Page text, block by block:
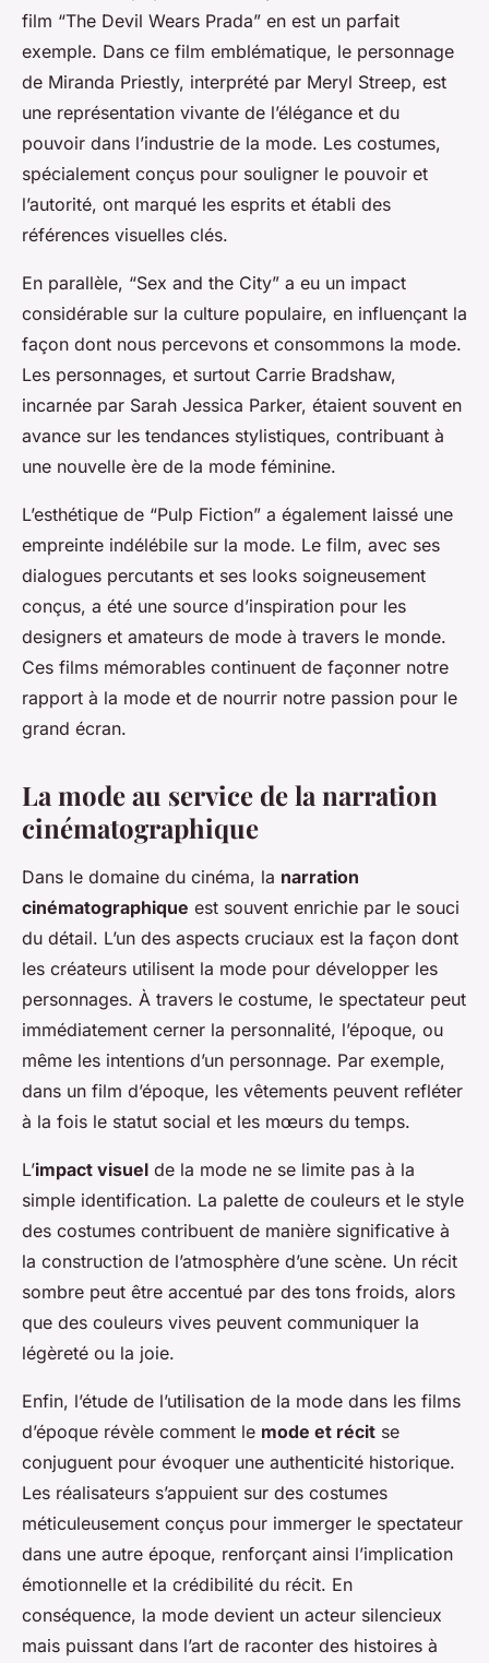
film “The Devil Wears Prada” en est un parfait
exemple. Dans ce film emblématique, le personnage
de Miranda Priestly, interprété par Meryl Streep, est
une représentation vivante de l’élégance et du
pouvoir dans l’industrie de la mode. Les costumes,
spécialement conçus pour souligner le pouvoir et
l’autorité, ont marqué les esprits et établi des
références visuelles clés.
En parallèle, “Sex and the City” a eu un impact
considérable sur la culture populaire, en influençant la
façon dont nous percevons et consommons la mode.
Les personnages, et surtout Carrie Bradshaw,
incarnée par Sarah Jessica Parker, étaient souvent en
avance sur les tendances stylistiques, contribuant à
une nouvelle ère de la mode féminine.
L’esthétique de “Pulp Fiction” a également laissé une
empreinte indélébile sur la mode. Le film, avec ses
dialogues percutants et ses looks soigneusement
conçus, a été une source d’inspiration pour les
designers et amateurs de mode à travers le monde.
Ces films mémorables continuent de façonner notre
rapport à la mode et de nourrir notre passion pour le
grand écran.
La mode au service de la narration
cinématographique
Dans le domaine du cinéma, la narration
cinématographique est souvent enrichie par le souci
du détail. L’un des aspects cruciaux est la façon dont
les créateurs utilisent la mode pour développer les
personnages. À travers le costume, le spectateur peut
immédiatement cerner la personnalité, l’époque, ou
même les intentions d’un personnage. Par exemple,
dans un film d’époque, les vêtements peuvent refléter
à la fois le statut social et les mœurs du temps.
L’impact visuel de la mode ne se limite pas à la
simple identification. La palette de couleurs et le style
des costumes contribuent de manière significative à
la construction de l’atmosphère d’une scène. Un récit
sombre peut être accentué par des tons froids, alors
que des couleurs vives peuvent communiquer la
légèreté ou la joie.
Enfin, l’étude de l’utilisation de la mode dans les films
d’époque révèle comment le mode et récit se
conjuguent pour évoquer une authenticité historique.
Les réalisateurs s’appuient sur des costumes
méticuleusement conçus pour immerger le spectateur
dans une autre époque, renforçant ainsi l’implication
émotionnelle et la crédibilité du récit. En
conséquence, la mode devient un acteur silencieux
mais puissant dans l’art de raconter des histoires à